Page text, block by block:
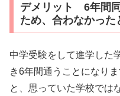
デメリット 6年間
ため、合わなかっ
中学受験をして進学した
き6年間通うことになり
と、思っていた学校では